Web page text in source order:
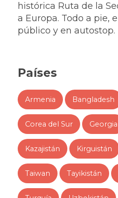
histórica Ruta de la
a Europa. Todo a pie,
público y en autostop.
Países
Armenia Bangladesh
Corea del Sur Georgia
Kazajistán Kirguistán
Taiwan Tayikistán